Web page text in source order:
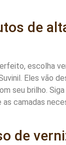
de
escolha
Eles vão
seu brilho.
camadas
de